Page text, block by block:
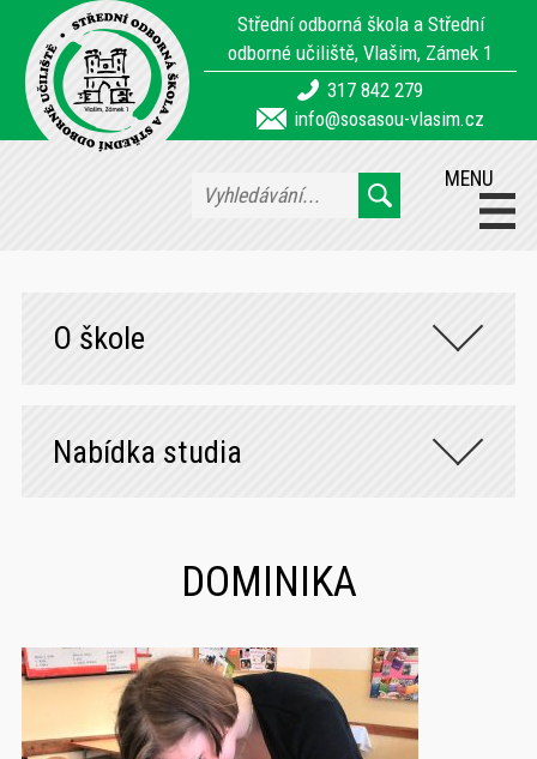
Střední odborná škola a Střední
odborné učiliště, Vlašim, Zámek 1
317 842 279
info@sosasou-vlasim.cz
MENU
O škole
Nabídka studia
DOMINIKA